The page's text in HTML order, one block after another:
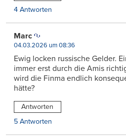
4 Antworten
Marc
04.03.2026 um 08:36
Ewig locken russische Gelder.
immer erst durch die Amis
wird die Finma endlich
hätte?
Antworten
5 Antworten